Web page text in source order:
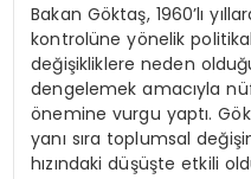
Bakan Göktaş, 1960’lı
kontrolüne yönelik
değişikliklere neden
dengelemek amacıyla
önemine vurgu yaptı.
yanı sıra toplumsal
hızındaki düşüşte etkili